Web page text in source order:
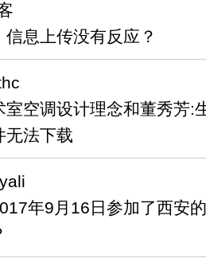
息上传没有反应？
空调设计理念和董秀芳:
无法下载
年9月16日参加了西安